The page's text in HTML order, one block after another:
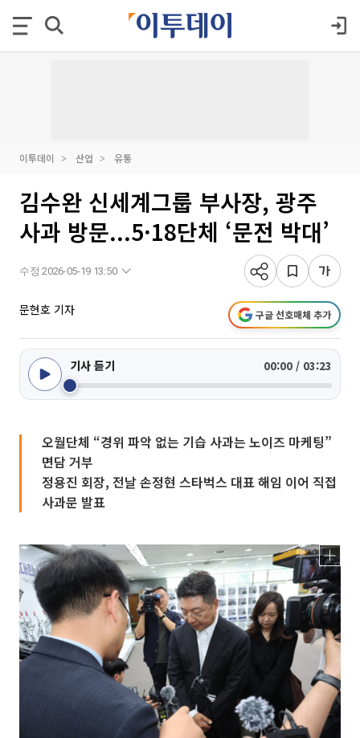
이투데이 산업 유통
김수완 신세계그룹 부사장, 광주
사과 방문...5·18단체 ‘문전 박대’
수정 2026-05-19 13:50
문현호 기자 구글 선호매체 추가
기사 듣기 00:00 / 03:23
오월단체 “경위 파악 없는 기습 사과는 노이즈 마케팅”
면담 거부
정용진 회장, 전날 손정현 스타벅스 대표 해임 이어 직접
사과문 발표